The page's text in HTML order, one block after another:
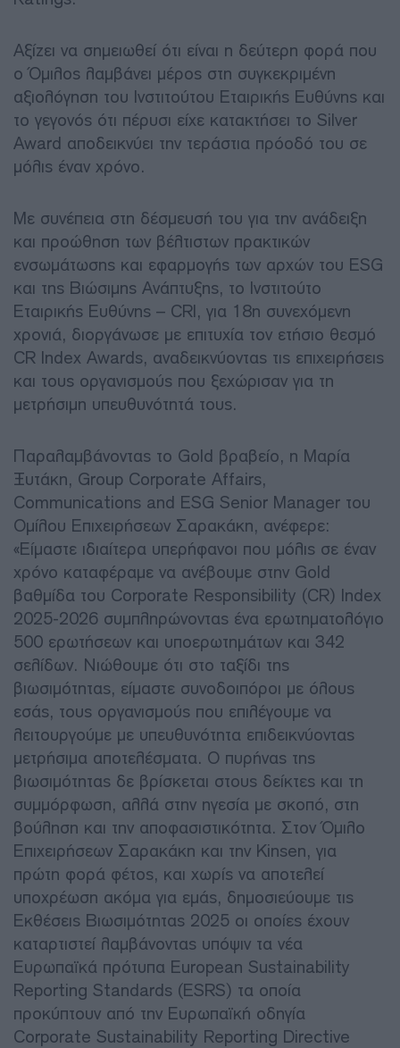
Αξίζει να σημειωθεί ότι είναι η δεύτερη φορά που
ο Όμιλος λαμβάνει μέρος στη συγκεκριμένη
αξιολόγηση του Ινστιτούτου Εταιρικής Ευθύνης και
το γεγονός ότι πέρυσι είχε κατακτήσει το Silver
Award αποδεικνύει την τεράστια πρόοδό του σε
μόλις έναν χρόνο.
Με συνέπεια στη δέσμευσή του για την ανάδειξη
και προώθηση των βέλτιστων πρακτικών
ενσωμάτωσης και εφαρμογής των αρχών του ESG
και της Βιώσιμης Ανάπτυξης, το Ινστιτούτο
Εταιρικής Ευθύνης – CRI, για 18η συνεχόμενη
χρονιά, διοργάνωσε με επιτυχία τον ετήσιο θεσμό
CR Index Awards, αναδεικνύοντας τις επιχειρήσεις
και τους οργανισμούς που ξεχώρισαν για τη
μετρήσιμη υπευθυνότητά τους.
Παραλαμβάνοντας το Gold βραβείο, η Μαρία
Ξυτάκη, Group Corporate Affairs,
Communications and ESG Senior Manager του
Ομίλου Επιχειρήσεων Σαρακάκη, ανέφερε:
«Είμαστε ιδιαίτερα υπερήφανοι που μόλις σε έναν
χρόνο καταφέραμε να ανέβουμε στην Gold
βαθμίδα του Corporate Responsibility (CR) Index
2025-2026 συμπληρώνοντας ένα ερωτηματολόγιο
500 ερωτήσεων και υποερωτημάτων και 342
σελίδων. Νιώθουμε ότι στο ταξίδι της
βιωσιμότητας, είμαστε συνοδοιπόροι με όλους
εσάς, τους οργανισμούς που επιλέγουμε να
λειτουργούμε με υπευθυνότητα επιδεικνύοντας
μετρήσιμα αποτελέσματα. Ο πυρήνας της
βιωσιμότητας δε βρίσκεται στους δείκτες και τη
συμμόρφωση, αλλά στην ηγεσία με σκοπό, στη
βούληση και την αποφασιστικότητα. Στον Όμιλο
Επιχειρήσεων Σαρακάκη και την Kinsen, για
πρώτη φορά φέτος, και χωρίς να αποτελεί
υποχρέωση ακόμα για εμάς, δημοσιεύουμε τις
Εκθέσεις Βιωσιμότητας 2025 οι οποίες έχουν
καταρτιστεί λαμβάνοντας υπόψιν τα νέα
Ευρωπαϊκά πρότυπα European Sustainability
Reporting Standards (ESRS) τα οποία
προκύπτουν από την Ευρωπαϊκή οδηγία
Corporate Sustainability Reporting Directive